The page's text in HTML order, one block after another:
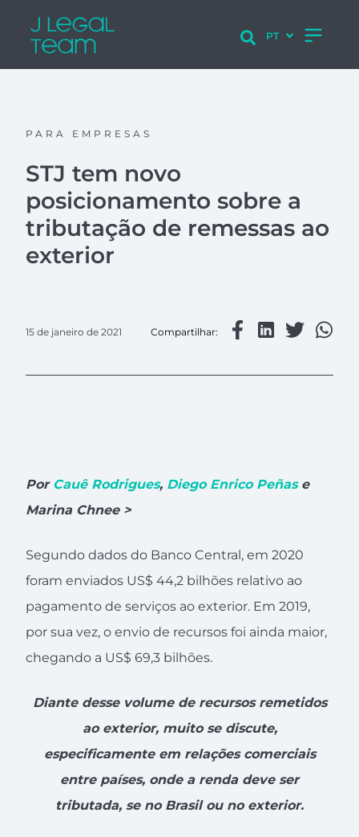
PARA EMPRESAS
STJ tem novo
posicionamento sobre a
tributação de remessas ao
exterior
15 de janeiro de 2021 Compartilhar:
Por Cauê Rodrigues, Diego Enrico Peñase
Marina Chnee >
Segundo dados do Banco Central, em 2020
foram enviados US$ 44,2 bilhões relativo ao
pagamento de serviços ao exterior. Em 2019,
por sua vez, o envio de recursos foi ainda maior,
chegando a US$ 69,3 bilhões.
Diante desse volume de recursos remetidos
ao exterior, muito se discute,
especificamente em relações comerciais
entre países, onde a renda deve ser
tributada, se no Brasil ou no exterior.